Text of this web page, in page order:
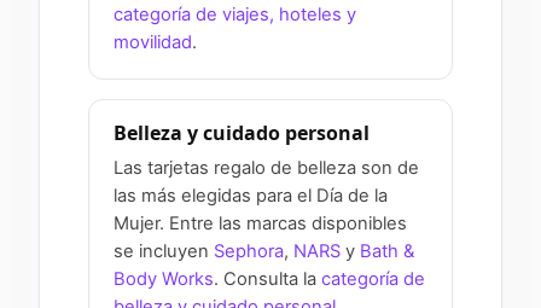
categoría de viajes, hoteles y
movilidad.
Belleza y cuidado personal
Las tarjetas regalo de belleza son de
las más elegidas para el Día de la
Mujer. Entre las marcas disponibles
se incluyen Sephora, NARS y Bath &
Body Works. Consulta la categoría de